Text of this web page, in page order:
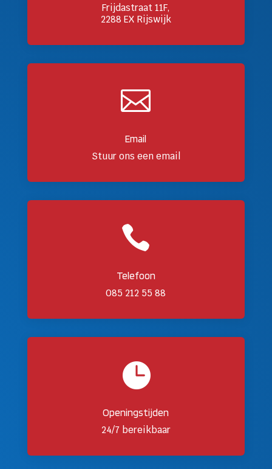
Frijdastraat 11F,
2288 EX Rijswijk

Email
Stuur ons een email

Telefoon
085 212 55 88

Openingstijden
24/7 bereikbaar